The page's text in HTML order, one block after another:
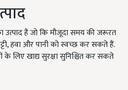
उत्पाद है जो कि मौजूदा समय की जरूरत
हवा और पानी को स्वच्छ कर सकते हैं.
लिए खाद्य सुरक्षा सुनिश्चित कर सकते